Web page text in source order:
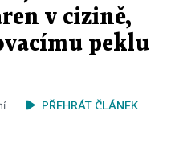
v cizině,
peklu
PŘEHRÁT ČLÁNEK